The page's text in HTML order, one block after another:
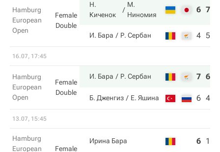
Hamburg
European
Open
Female
Double
Н.
Киченок
М.
Ниномия
6 7
И. Бара Р. Сербан 4 5
16.07, 17:45
Hamburg
European
Open
Female
Double
И. Бара Р. Сербан 7 6
Б. Дженгиз Е. Яшина 6 4
13.07, 15:45
Hamburg
European
Female
Ирина Бара 6 1